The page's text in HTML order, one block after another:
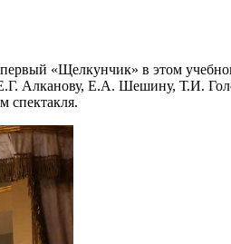
«Щелкунчик» в этом
Алканову, Е.А. Шешину, Т.И.
спектакля.